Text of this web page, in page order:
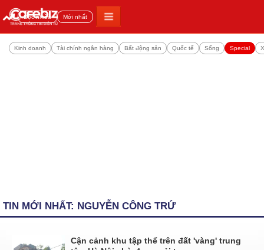
Đọc nhiều Mới nhất
Kinh doanh Tài chính ngân hàng Bất động sản Quốc tế Sống Special
TIN MỚI NHẤT: NGUYỄN CÔNG TRỨ
Cận cảnh khu tập thể trên đất 'vàng' trung